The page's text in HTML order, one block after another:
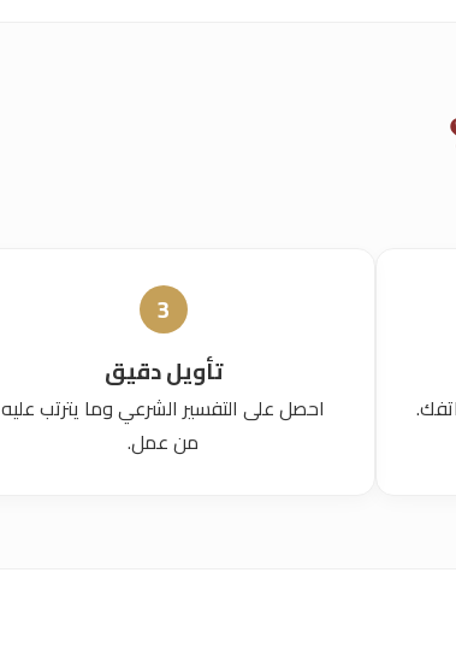
3
تأويل دقيق
احصل على التفسير الشرعي وما يترتب عليه
من عمل.